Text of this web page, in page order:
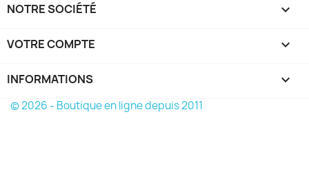
NOTRE SOCIÉTÉ 
VOTRE COMPTE 
INFORMATIONS keyboard_arrow_down
© 2026 - Boutique en ligne depuis 2011